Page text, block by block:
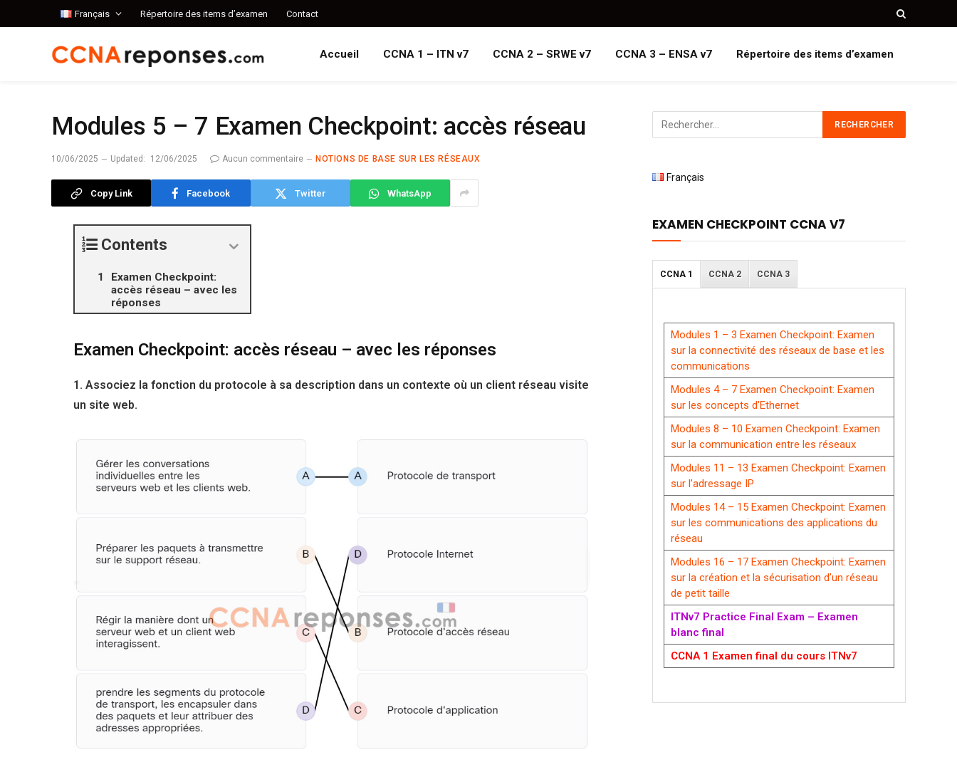
Français Répertoire des items d’examen Contact
Accueil CCNA 1 – ITN v7 CCNA 2 – SRWE v7 CCNA 3 – ENSA v7 Répertoire des items d’examen
Modules 5 – 7 Examen Checkpoint: accès réseau
10/06/2025 Updated: 12/06/2025 Aucun commentaire NOTIONS DE BASE SUR LES RÉSEAUX
Copy Link Facebook Twitter WhatsApp
Contents
Examen Checkpoint:
accès réseau – avec les
réponses
Examen Checkpoint: accès réseau – avec les réponses
1. Associez la fonction du protocole à sa description dans un contexte où un client réseau visite
un site web.
Français
EXAMEN CHECKPOINT CCNA V7
CCNA 1 CCNA 2 CCNA 3
Modules 1 – 3 Examen Checkpoint: Examen
sur la connectivité des réseaux de base et les
communications
Modules 4 – 7 Examen Checkpoint: Examen
sur les concepts d’Ethernet
Modules 8 – 10 Examen Checkpoint: Examen
sur la communication entre les réseaux
Modules 11 – 13 Examen Checkpoint: Examen
sur l’adressage IP
Modules 14 – 15 Examen Checkpoint: Examen
sur les communications des applications du
réseau
Modules 16 – 17 Examen Checkpoint: Examen
sur la création et la sécurisation d’un réseau
de petit taille
ITNv7 Practice Final Exam – Examen
blanc final
CCNA 1 Examen final du cours ITNv7